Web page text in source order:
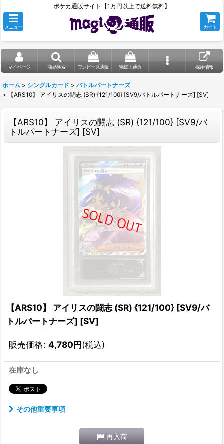
ポケカ通販サイト【1万円以上で送料無料】
メニュー カート
マイページ 商品検索 ワンピース通販 遊戯王通販 採用情報
ホーム > シングルカード > バトルパートナーズ
>
【ARS10】 アイリスの闘志 (SR) {121/100} [SV9/バトルパートナーズ] [SV]
【ARS10】 アイリスの闘志 (SR) {121/100} [SV9/バ
トルパートナーズ] [SV]
【ARS10】 アイリスの闘志 (SR) {121/100} [SV9/バ
トルパートナーズ] [SV]
販売価格: 4,780円(税込)
在庫なし
その他重要事項
再入荷